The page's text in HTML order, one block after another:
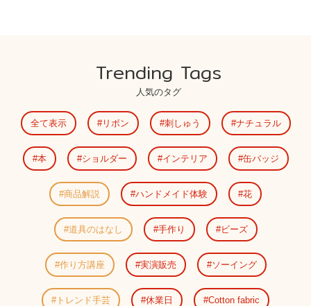
Trending Tags
人気のタグ
全て表示 リボン 刺しゅう ナチュラル
本 ショルダー インテリア 缶バッジ
商品解説 ハンドメイド体験 花
道具のはなし 手作り ビーズ
作り方講座 実演販売 ソーイング
トレンド手芸 休業日 Cotton fabric